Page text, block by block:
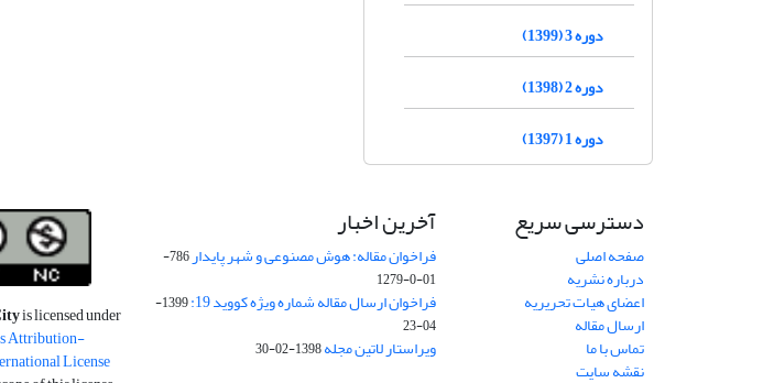
دوره 3 (1399)
دوره 2 (1398)
دوره 1 (1397)
دسترسی سریع
صفحه اصلی
درباره نشریه
اعضای هیات تحریریه
ارسال مقاله
تماس با ما
نقشه سایت
آخرین اخبار
فراخوان مقاله: هوش مصنوعی و شهر پایدار
786-
01-0-1279
فراخوان ارسال مقاله شماره ویژه کووید 19:
1399-
04-23
ویراستار لاتین مجله1398-02-30
is licensed under
Attribution-
License